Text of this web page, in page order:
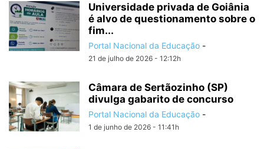
Universidade privada de Goiânia
é alvo de questionamento sobre o
fim...
Portal Nacional da Educação -
21 de julho de 2026 - 12:12h
Câmara de Sertãozinho (SP)
divulga gabarito de concurso
Portal Nacional da Educação -
1 de junho de 2026 - 11:41h